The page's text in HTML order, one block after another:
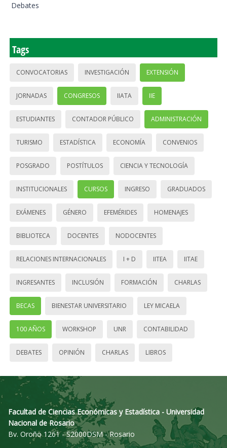
Debates
Tags
CONVOCATORIAS INVESTIGACIÓN EXTENSIÓN
JORNADAS CONGRESOS IIATA IIE
ESTUDIANTES CONTADOR PÚBLICO ADMINISTRACIÓN
TURISMO ESTADÍSTICA ECONOMÍA CONVENIOS
POSGRADO POSTÍTULOS CIENCIA Y TECNOLOGÍA
INSTITUCIONALES CURSOS INGRESO GRADUADOS
EXÁMENES GÉNERO EFEMÉRIDES HOMENAJES
BIBLIOTECA DOCENTES NODOCENTES
RELACIONES INTERNACIONALES I + D IITEA IITAE
INGRESANTES INCLUSIÓN FORMACIÓN CHARLAS
BECAS BIENESTAR UNIVERSITARIO LEY MICAELA
100 AÑOS WORKSHOP UNR CONTABILIDAD
DEBATES OPINIÓN CHARLAS LIBROS
Facultad de Ciencias Económicas y Estadística - Universidad
Nacional de Rosario
Bv. Oroño 1261 - S2000DSM - Rosario